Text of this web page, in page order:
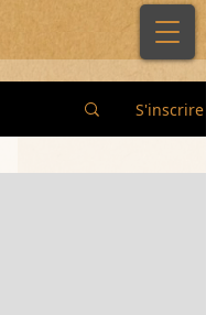
S'inscrire